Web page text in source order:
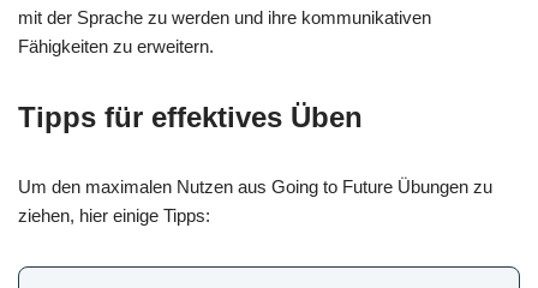
mit der Sprache zu werden und ihre kommunikativen
Fähigkeiten zu erweitern.
Tipps für effektives Üben
Um den maximalen Nutzen aus Going to Future Übungen zu
ziehen, hier einige Tipps: